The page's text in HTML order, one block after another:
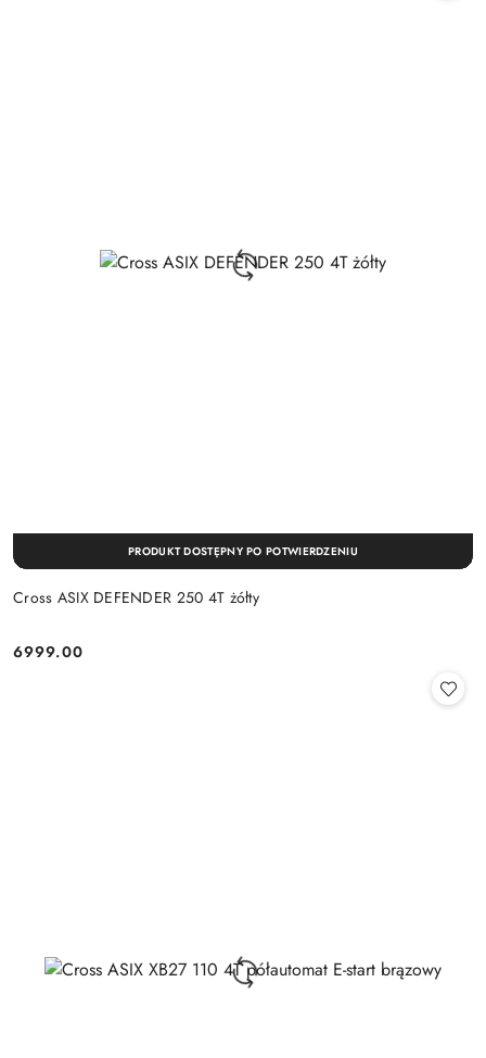
Cross ASIX DEFENDER 250 4T żółty
Cena:
6999.00
PRODUKT DOSTĘPNY PO POTWIERDZENIU